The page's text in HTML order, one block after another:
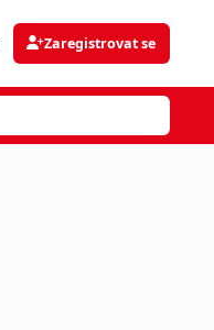
Zaregistrovat se